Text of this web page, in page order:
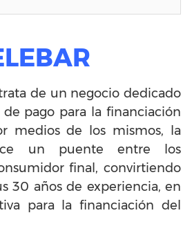
de un negocio dedicado
pago para la financiación
medios de los mismos, la
un puente entre los
final, convirtiendo
30 años de experiencia, en
para la financiación del